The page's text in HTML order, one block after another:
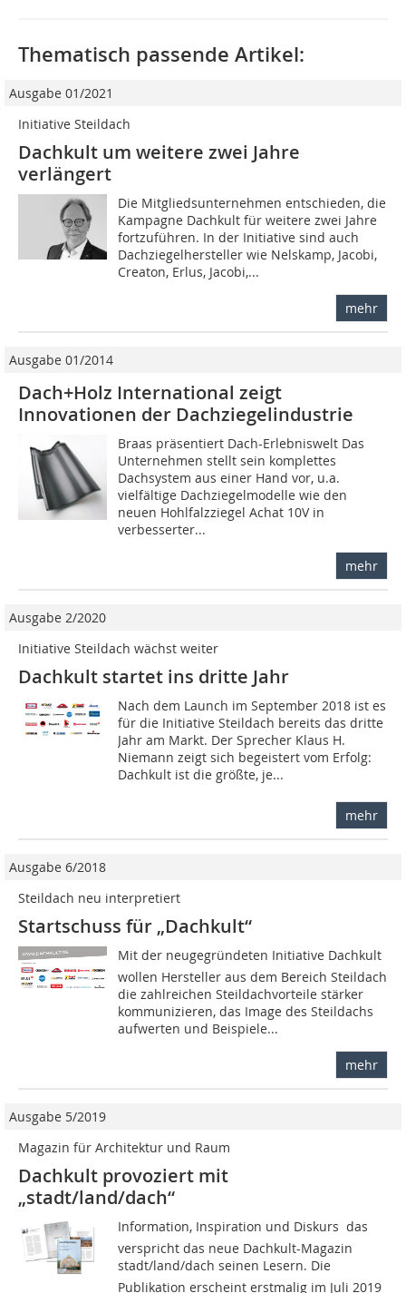
Thematisch passende Artikel:
Ausgabe 01/2021
Initiative Steildach
Dachkult um weitere zwei Jahre
verlängert
Die Mitgliedsunternehmen entschieden, die
Kampagne Dachkult für weitere zwei Jahre
fortzuführen. In der Initiative sind auch
Dachziegelhersteller wie Nelskamp, Jacobi,
Creaton, Erlus, Jacobi,...
mehr
Ausgabe 01/2014
Dach+Holz International zeigt
Innovationen der Dachziegelindustrie
Braas präsentiert Dach-Erlebniswelt Das
Unternehmen stellt sein komplettes
Dachsystem aus einer Hand vor, u.a.
vielfältige Dachziegelmodelle wie den
neuen Hohlfalzziegel Achat 10V in
verbesserter...
mehr
Ausgabe 2/2020
Initiative Steildach wächst weiter
Dachkult startet ins dritte Jahr
Nach dem Launch im September 2018 ist es
für die Initiative Steildach bereits das dritte
Jahr am Markt. Der Sprecher Klaus H.
Niemann zeigt sich begeistert vom Erfolg:
Dachkult ist die größte, je...
mehr
Ausgabe 6/2018
Steildach neu interpretiert
Startschuss für „Dachkult“
Mit der neugegründeten Initiative Dachkult
wollen Hersteller aus dem Bereich Steildach
die zahlreichen Steildachvorteile stärker
kommunizieren, das Image des Steildachs
aufwerten und Beispiele...
mehr
Ausgabe 5/2019
Magazin für Architektur und Raum
Dachkult provoziert mit
„stadt/land/dach“
Information, Inspiration und Diskurs  das
verspricht das neue Dachkult-Magazin
stadt/land/dach seinen Lesern. Die
Publikation erscheint erstmalig im Juli 2019